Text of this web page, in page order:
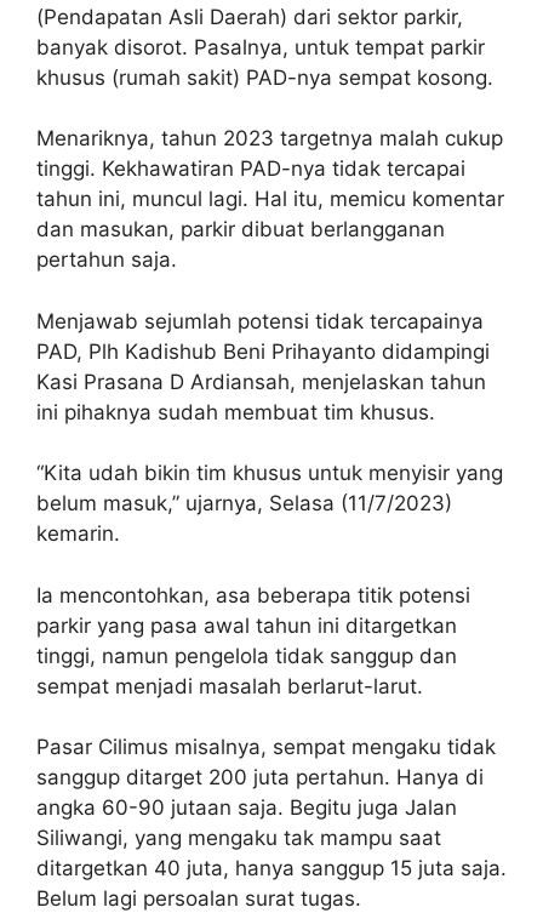
(Pendapatan Asli Daerah) dari sektor parkir,
banyak disorot. Pasalnya, untuk tempat parkir
khusus (rumah sakit) PAD-nya sempat kosong.
Menariknya, tahun 2023 targetnya malah cukup
tinggi. Kekhawatiran PAD-nya tidak tercapai
tahun ini, muncul lagi. Hal itu, memicu komentar
dan masukan, parkir dibuat berlangganan
pertahun saja.
Menjawab sejumlah potensi tidak tercapainya
PAD, Plh Kadishub Beni Prihayanto didampingi
Kasi Prasana D Ardiansah, menjelaskan tahun
ini pihaknya sudah membuat tim khusus.
“Kita udah bikin tim khusus untuk menyisir yang
belum masuk,” ujarnya, Selasa (11/7/2023)
kemarin.
Ia mencontohkan, asa beberapa titik potensi
parkir yang pasa awal tahun ini ditargetkan
tinggi, namun pengelola tidak sanggup dan
sempat menjadi masalah berlarut-larut.
Pasar Cilimus misalnya, sempat mengaku tidak
sanggup ditarget 200 juta pertahun. Hanya di
angka 60-90 jutaan saja. Begitu juga Jalan
Siliwangi, yang mengaku tak mampu saat
ditargetkan 40 juta, hanya sanggup 15 juta saja.
Belum lagi persoalan surat tugas.